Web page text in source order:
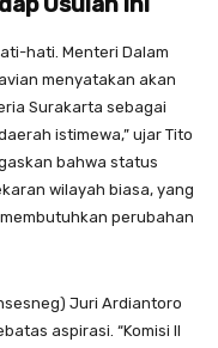
hati. Menteri Dalam
menyatakan akan
Surakarta sebagai
istimewa,” ujar Tito
bahwa status
wilayah biasa, yang
perubahan
Juri Ardiantoro
aspirasi. “Komisi II